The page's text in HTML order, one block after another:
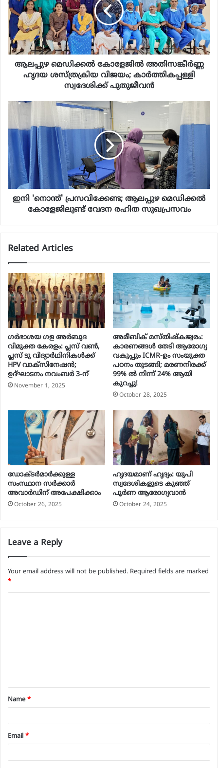
ആലപ്പുഴ മെഡിക്കൽ കോളേജിൽ അതിസങ്കീർണ്ണ
ഹൃദയ ശസ്ത്രക്രിയ വിജയം; കാർത്തികപ്പള്ളി
സ്വദേശിക്ക് പുതുജീവൻ
ഇനി 'നൊന്ത്' പ്രസവിക്കേണ്ട; ആലപ്പുഴ മെഡിക്കൽ
കോളേജിലുണ്ട് വേദന രഹിത സുഖപ്രസവം
Related Articles
ഗർഭാശയ ഗള അർബുദ
വിമുക്ത കേരളം: പ്ലസ് വൺ,
പ്ലസ് ടു വിദ്യാർഥിനികൾക്ക്
HPV വാക്‌സിനേഷൻ;
ഉദ്ഘാടനം നവംബർ 3-ന്
November 1, 2025
അമീബിക് മസ്തിഷ്കജ്വരം:
കാരണങ്ങൾ തേടി ആരോഗ്യ
വകുപ്പും ICMR-ഉം സംയുക്ത
പഠനം തുടങ്ങി; മരണനിരക്ക്
99% ൽ നിന്ന് 24% ആയി
കുറച്ചു!
October 28, 2025
ഡോക്ടർമാർക്കുള്ള
സംസ്ഥാന സർക്കാർ
അവാർഡിന് അപേക്ഷിക്കാം
October 26, 2025
ഹൃദയമാണ് ഹൃദ്യം: യുപി
സ്വദേശികളുടെ കുഞ്ഞ്
പൂര്‍ണ ആരോഗ്യവാന്‍
October 24, 2025
Leave a Reply
Your email address will not be published. Required fields are marked
*
t
*
Name*
Email *